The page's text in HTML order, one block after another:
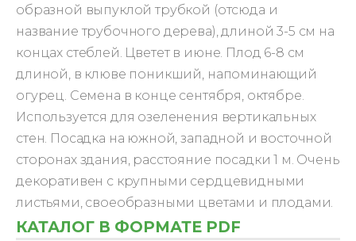
КАТАЛОГ В ФОРМАТЕ PDF
образной выпуклой трубкой (отсюда и
название трубочного дерева), длиной 3-5 см на
концах стеблей. Цветет в июне. Плод 6-8 см
длиной, в клюве поникший, напоминающий
огурец. Семена в конце сентября, октябре.
Используется для озеленения вертикальных
стен. Посадка на южной, западной и восточной
сторонах здания, расстояние посадки 1 м. Очень
декоративен с крупными сердцевидными
листьями, своеобразными цветами и плодами.